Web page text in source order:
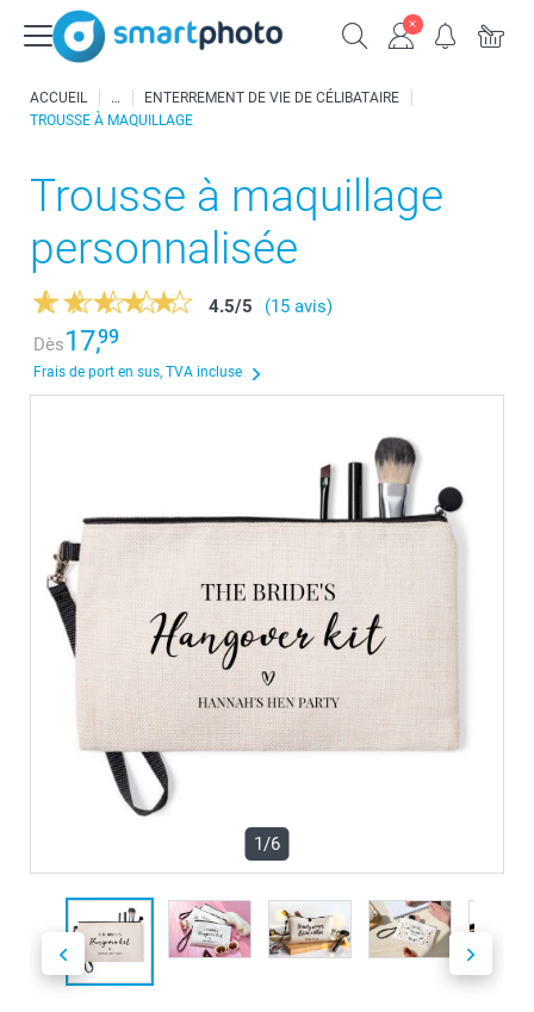
ACCUEIL
ENTERREMENT DE VIE DE CÉLIBATAIRE
TROUSSE À MAQUILLAGE
Trousse à maquillage
personnalisée
4.5/5
(15 avis)
Dès17,99
Frais de port en sus, TVA incluse
1/6